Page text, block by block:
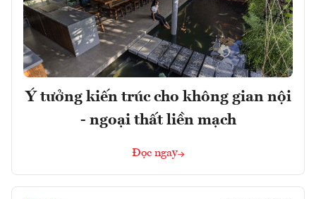
Ý tưởng kiến trúc cho không gian nội
- ngoại thất liền mạch
Đọc ngay